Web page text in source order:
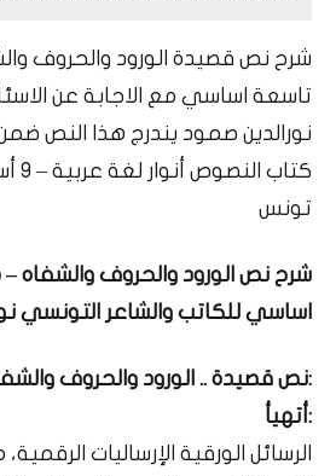
شرح نص قصيدة الورود والحروف
تاسعة اساسي مع الاجابة عن
نورالدين صمود يندرج هذا النص
تونس
شرح نص الورود والحروف والشفاه –
اساسي للكاتب والشاعر التونسي
:نص قصيدة .. الورود والحروف
:أتهيأ
الرسائل الورقية الإرساليات